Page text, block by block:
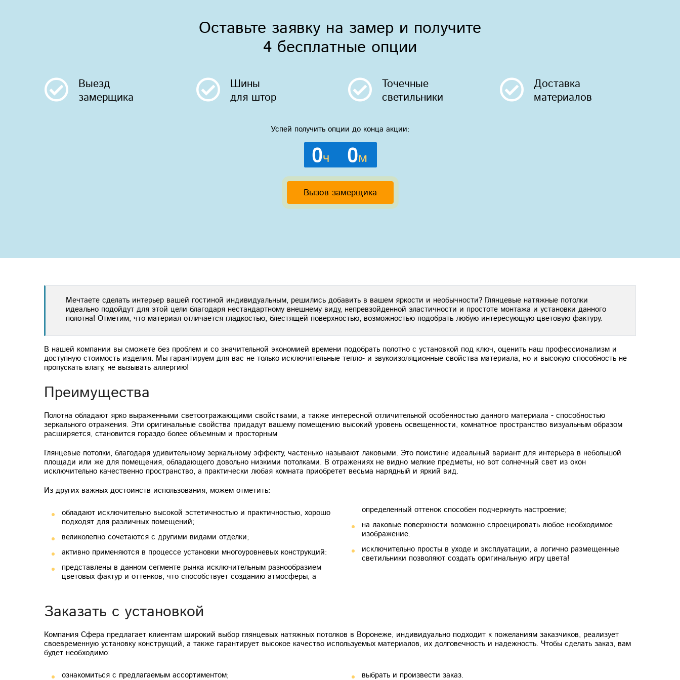
Оставьте заявку на замер и получите
4 бесплатные опции
Выезд
замерщика
Шины
для штор
Точечные
светильники
Доставка
материалов
Успей получить опции до конца акции:
0ч 0м
Вызов замерщика
Мечтаете сделать интерьер вашей гостиной индивидуальным, решились добавить в вашем яркости и необычности? Глянцевые натяжные потолки
идеально подойдут для этой цели благодаря нестандартному внешнему виду, непревзойденной эластичности и простоте монтажа и установки данного
полотна! Отметим, что материал отличается гладкостью, блестящей поверхностью, возможностью подобрать любую интересующую цветовую фактуру.
В нашей компании вы сможете без проблем и со значительной экономией времени подобрать полотно с установкой под ключ, оценить наш профессионализм и
доступную стоимость изделия. Мы гарантируем для вас не только исключительные тепло- и звукоизоляционные свойства материала, но и высокую способность не
пропускать влагу, не вызывать аллергию!
Преимущества
Полотна обладают ярко выраженными светоотражающими свойствами, а также интересной отличительной особенностью данного материала - способностью
зеркального отражения. Эти оригинальные свойства придадут вашему помещению высокий уровень освещенности, комнатное пространство визуальным образом
расширяется, становится гораздо более объемным и просторным
Глянцевые потолки, благодаря удивительному зеркальному эффекту, частенько называют лаковыми. Это поистине идеальный вариант для интерьера в небольшой
площади или же для помещения, обладающего довольно низкими потолками. В отражениях не видно мелкие предметы, но вот солнечный свет из окон
исключительно качественно пространство, а практически любая комната приобретет весьма нарядный и яркий вид.
Из других важных достоинств использования, можем отметить:
обладают исключительно высокой эстетичностью и практичностью, хорошо
подходят для различных помещений;
великолепно сочетаются с другими видами отделки;
активно применяются в процессе установки многоуровневых конструкций:
представлены в данном сегменте рынка исключительным разнообразием
цветовых фактур и оттенков, что способствует созданию атмосферы, а
определенный оттенок способен подчеркнуть настроение;
на лаковые поверхности возможно спроецировать любое необходимое
изображение.
исключительно просты в уходе и эксплуатации, а логично размещенные
светильники позволяют создать оригинальную игру цвета!
Заказать с установкой
Компания Сфера предлагает клиентам широкий выбор глянцевых натяжных потолков в Воронеже, индивидуально подходит к пожеланиям заказчиков, реализует
своевременную установку конструкций, а также гарантирует высокое качество используемых материалов, их долговечность и надежность. Чтобы сделать заказ, вам
будет необходимо:
ознакомиться с предлагаемым ассортиментом; выбрать и произвести заказ.